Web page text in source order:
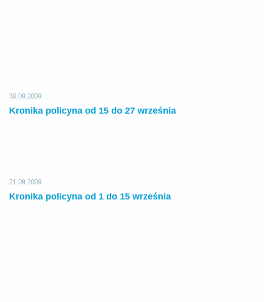
30.09.2009
Kronika policyna od 15 do 27 września
21.09.2009
Kronika policyna od 1 do 15 września